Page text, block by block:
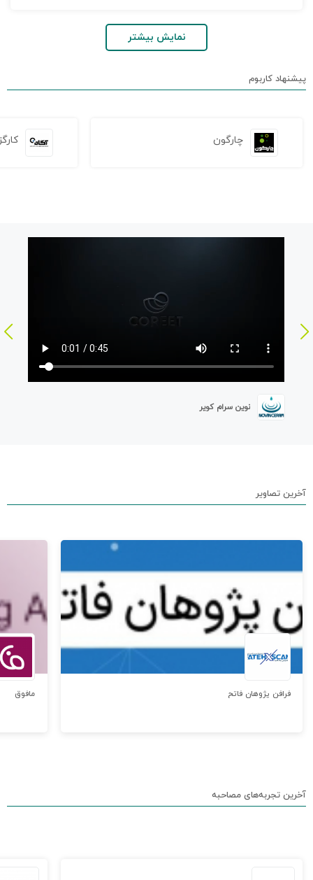
نمایش بیشتر
پیشنهاد کاربوم
چارگون
نوین سرام کویر
آخرین تصاویر
فرافن پژوهان فاتح مافوق
آخرین تجربه‌های مصاحبه